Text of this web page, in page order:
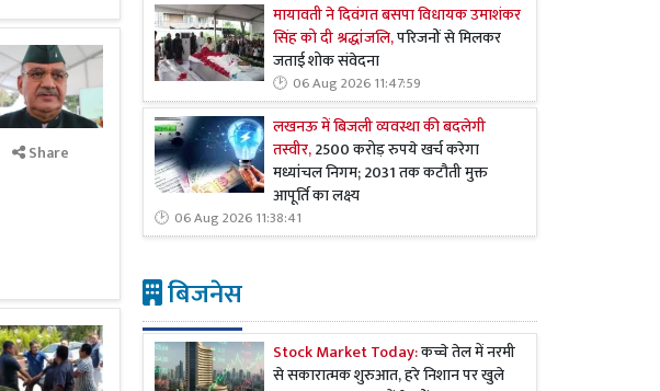
Share
मायावती ने दिवंगत बसपा विधायक उमाशंकर
सिंह को दी श्रद्धांजलि,परिजनों से मिलकर
जताई शोक संवेदना
06 Aug 2026 11:47:59
लखनऊ में बिजली व्यवस्था की बदलेगी
तस्वीर,2500 करोड़ रुपये खर्च करेगा
मध्यांचल निगम; 2031 तक कटौती मुक्त
आपूर्ति का लक्ष्य
06 Aug 2026 11:38:41
बिजनेस
Stock Market Today:कच्चे तेल में नरमी
से सकारात्मक शुरुआत, हरे निशान पर खुले